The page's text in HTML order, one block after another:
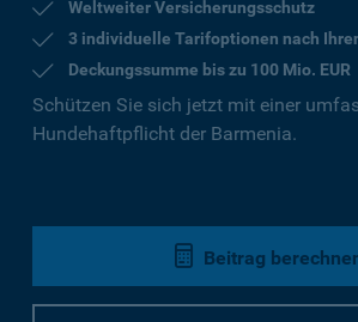
Weltweiter Versicherungsschutz
3 individuelle Tarifoptionen nach
Deckungssumme bis zu 100 Mio. EUR
Schützen Sie sich jetzt mit einer
Hundehaftpflicht der Barmenia.
Beitrag